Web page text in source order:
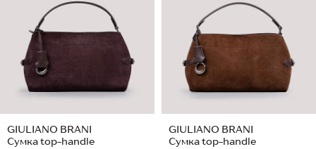
GIULIANO BRANI
Сумка top-handle
GIULIANO BRANI
Сумка top-handle